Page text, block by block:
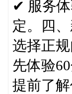
✔ 服务
定。四
选择正
先体验
提前了